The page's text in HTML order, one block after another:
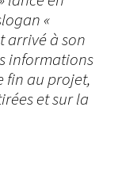
«
arrivé à son
informations
fin au projet,
et sur la